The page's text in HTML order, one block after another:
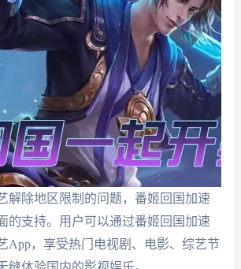
解除地区限制的问题，番姬回国加速
的支持。用户可以通过番姬回国加速
App，享受热门电视剧、电影、综艺节